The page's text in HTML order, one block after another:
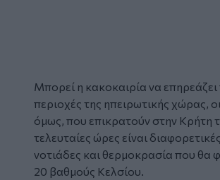
Μπορεί η κακοκαιρία να
περιοχές της ηπειρωτικής χώρας,
όμως, που επικρατούν στην Κρήτη
τελευταίες ώρες είναι
νοτιάδες και θερμοκρασία που θα
20 βαθμούς Κελσίου.